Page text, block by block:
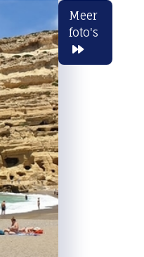
Meer
foto's
